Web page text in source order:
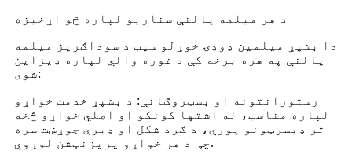
د هر میلمه پالنې سناریو لپاره څو اړخیزه
دا بشپړ میلمین ډوډۍ خوړلو سیټ د سوداګریز میلمه
پالنې په هره برخه کې د غوره والي لپاره ډیزاین
شوی:
رستورانتونه او بسټروګانې: د بشپړ خدمت خواړو
لپاره مناسب، له اشتها کونکو او اصلي خواړو څخه
تر ډیسرټونو پورې، د ګرد شکل او ډبرې جوړښت سره
چې د هر خواړو پریزنټشن لوړوي.